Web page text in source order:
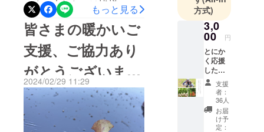
だけたと本当に感謝しかあ
りません。4月から去年産ま
れた下の子も保育園に通い
だし少しずつ農業の方に気
を向けれそうです！3月はす
こぶる体調を崩して約1ヶ月
間、私を含め家族が風邪や
らでダウンしておりまし
こまで来れたのは皆様の暖
かいご支援とご協力、シェ
アして頂いたからだと本当
に感謝しております。固定
種を少しでも知っていただ
く、給食に固定種、自然栽
培の野菜やお米を提供して
いけることの第一歩となり
もっと見る
皆さまの暖かいご
支援、ご協力あり
がとうございま
す。
2024/02/29 11:29
方式)
3,0
00 円
とにか
く応援
した
い！ あ
りがと
うござ
いま
す！！
そんな
支援
者：
36人
お届
け予
定：